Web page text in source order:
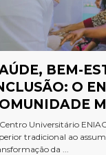
BEM-
O
Universitário
tradicional ao
da ...